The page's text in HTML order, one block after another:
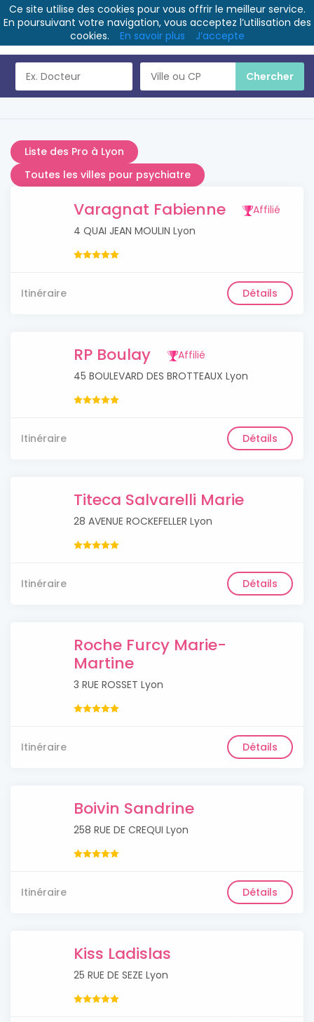
Liste des Pro à Lyon
Toutes les villes pour psychiatre
Varagnat Fabienne
Affilié
4 QUAI JEAN MOULIN Lyon
Itinéraire Détails
RP Boulay
Affilié
45 BOULEVARD DES BROTTEAUX Lyon
Itinéraire Détails
Titeca Salvarelli Marie
28 AVENUE ROCKEFELLER Lyon
Itinéraire Détails
Roche Furcy Marie-
Martine
3 RUE ROSSET Lyon
Itinéraire Détails
Boivin Sandrine
258 RUE DE CREQUI Lyon
Itinéraire Détails
Kiss Ladislas
25 RUE DE SEZE Lyon
Ce site utilise des cookies pour vous offrir le meilleur service.
En poursuivant votre navigation, vous acceptez l’utilisation des
cookies.
En savoir plus J’accepte